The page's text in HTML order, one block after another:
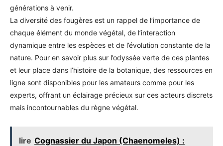
générations à venir.
La diversité des fougères est un rappel de l’importance de
chaque élément du monde végétal, de l’interaction
dynamique entre les espèces et de l’évolution constante de la
nature. Pour en savoir plus sur l’odyssée verte de ces plantes
et leur place dans l’histoire de la botanique, des ressources en
ligne sont disponibles pour les amateurs comme pour les
experts, offrant un éclairage précieux sur ces acteurs discrets
mais incontournables du règne végétal.
lire Cognassier du Japon (Chaenomeles) :